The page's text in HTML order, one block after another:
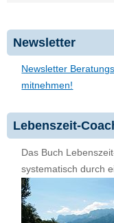
Newsletter
Newsletter
mitnehmen!
Lebenszeit-
Das Buch
systematisch durch